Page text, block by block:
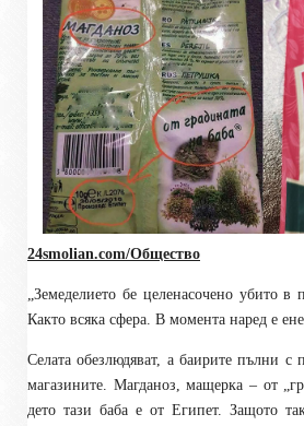
24smolian.com/Общество
„Земеделието бе целенасочено убито в
Както всяка сфера. В момента наред е
Селата обезлюдяват, а баирите пълни
магазините. Магданоз, мащерка – от
дето тази баба е от Египет. Защото